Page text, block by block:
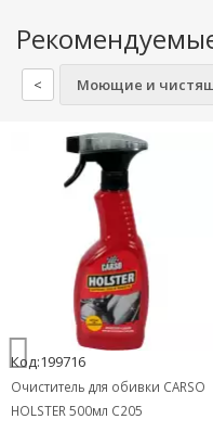
< Моющие и
Код:199716
Очиститель для обивки CARSO
HOLSTER 500мл C205